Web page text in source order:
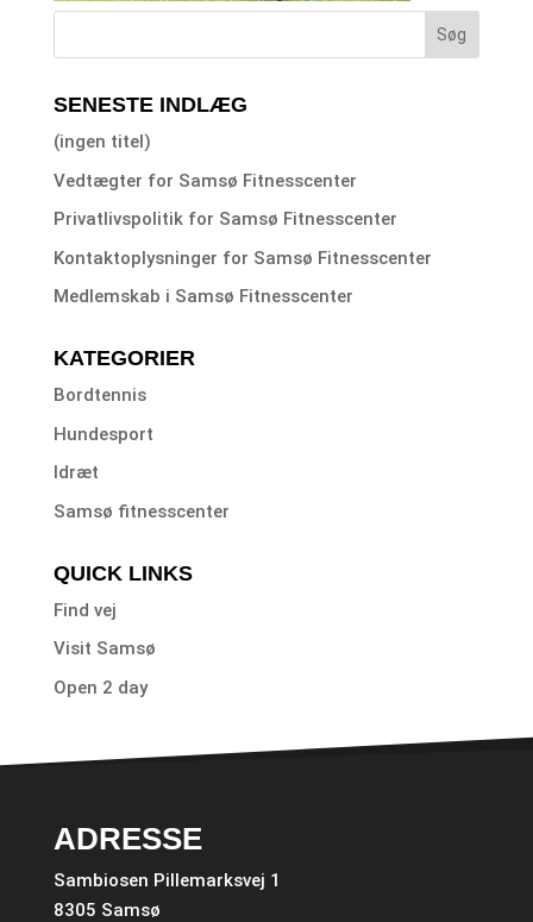
SENESTE INDLÆG
(ingen titel)
Vedtægter for Samsø Fitnesscenter
Privatlivspolitik for Samsø Fitnesscenter
Kontaktoplysninger for Samsø Fitnesscenter
Medlemskab i Samsø Fitnesscenter
KATEGORIER
Bordtennis
Hundesport
Idræt
Samsø fitnesscenter
QUICK LINKS
Find vej
Visit Samsø
Open 2 day
ADRESSE
Sambiosen Pillemarksvej 1
8305 Samsø